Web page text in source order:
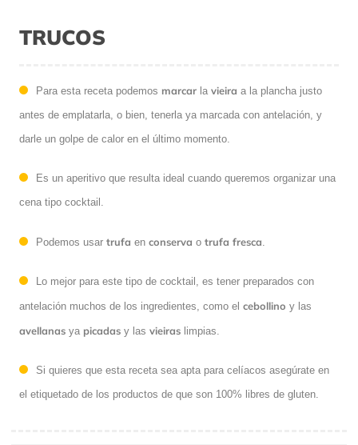
TRUCOS
Para esta receta podemos marcar la vieira a la plancha justo
antes de emplatarla, o bien, tenerla ya marcada con antelación, y
darle un golpe de calor en el último momento.
Es un aperitivo que resulta ideal cuando queremos organizar una
cena tipo cocktail.
Podemos usar trufa en conserva o trufa fresca.
Lo mejor para este tipo de cocktail, es tener preparados con
antelación muchos de los ingredientes, como el cebollino y las
avellanas ya picadas y las vieiras limpias.
Si quieres que esta receta sea apta para celíacos asegúrate en
el etiquetado de los productos de que son 100% libres de gluten.